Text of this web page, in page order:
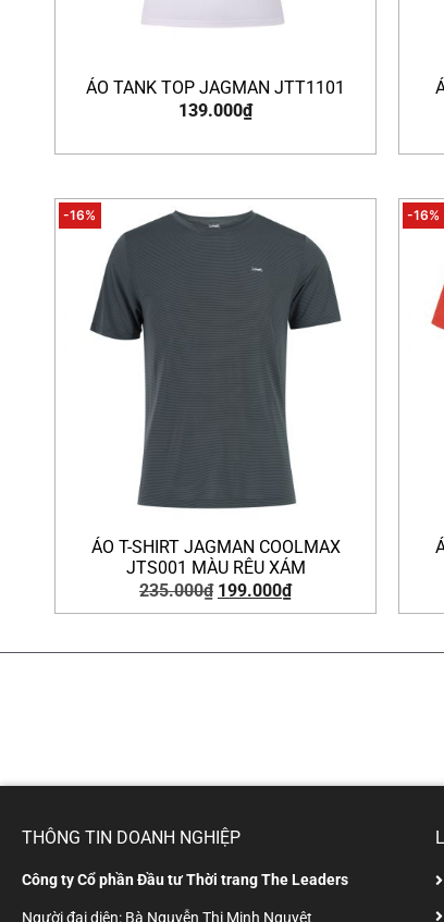
ÁO TANK TOP JAGMAN JTT1101
139.000₫
-16%
ÁO T-SHIRT JAGMAN COOLMAX
JTS001 MÀU RÊU XÁM
235.000₫ 199.000₫
-16%
THÔNG TIN DOANH NGHIỆP
Công ty Cổ phần Đầu tư Thời trang The Leaders
Người đại diện: Bà Nguyễn Thị Minh Nguyệt